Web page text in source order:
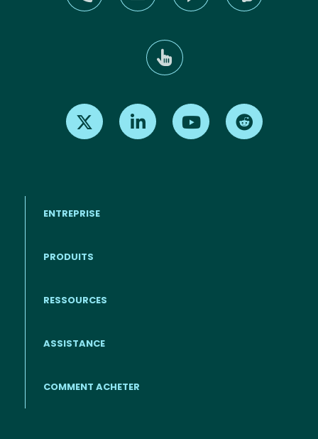
Find us on X Find us on LinkedInFind us on Youtube
Footer - Francais
ENTREPRISE
PRODUITS
RESSOURCES
ASSISTANCE
COMMENT ACHETER